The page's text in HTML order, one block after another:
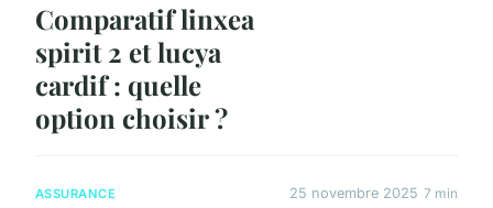
Comparatif linxea
spirit 2 et lucya
cardif : quelle
option choisir ?
ASSURANCE 25 novembre 2025 7 min